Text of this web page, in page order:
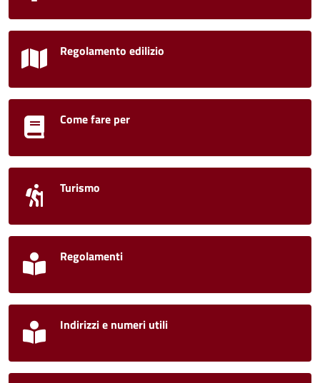
Regolamento edilizio
Come fare per
Turismo
Regolamenti
Indirizzi e numeri utili